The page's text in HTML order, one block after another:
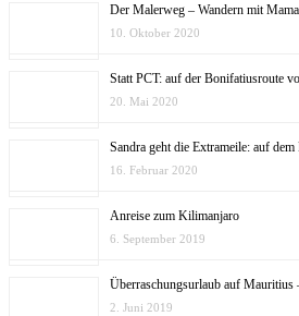
Der Malerweg – Wandern mit
10. Oktober 2020
Statt PCT: auf der Bonifatiusroute
20. Mai 2020
Sandra geht die Extrameile: auf
16. Februar 2020
Anreise zum Kilimanjaro
6. September 2019
Überraschungsurlaub auf Mauritius
2. Juni 2019